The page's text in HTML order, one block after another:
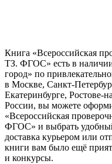
Книга «Всероссийская
ТЗ. ФГОС» есть в
город» по
в Москве, Санкт-
Екатеринбурге,
России, вы можете
«Всероссийская
ФГОС» и выбрать
доставка курьером или
книги вам было ещё
и конкурсы.